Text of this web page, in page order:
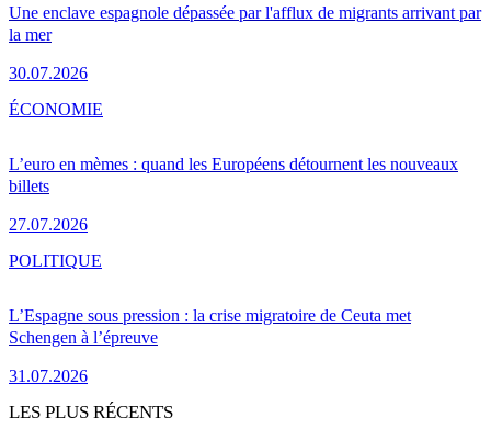
Une enclave espagnole dépassée par l'afflux de migrants arrivant par
la mer
30.07.2026
L’euro en mèmes : quand les Européens détournent les nouveaux
billets
27.07.2026
ÉCONOMIE
L’Espagne sous pression : la crise migratoire de Ceuta met
Schengen à l’épreuve
31.07.2026
POLITIQUE
LES PLUS RÉCENTS